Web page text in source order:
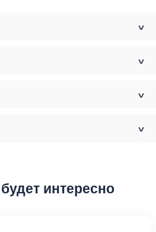
интересно